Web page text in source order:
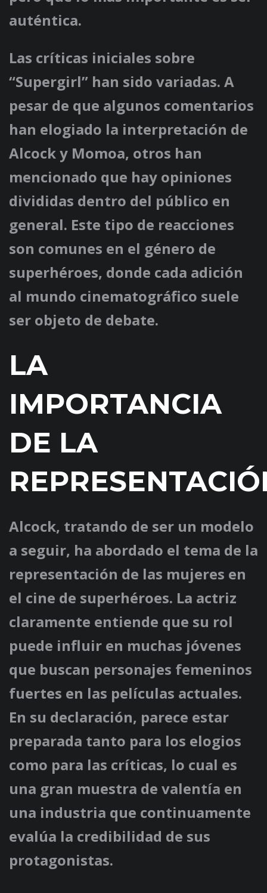
auténtica.
Las críticas iniciales sobre
“Supergirl” han sido variadas. A
pesar de que algunos comentarios
han elogiado la interpretación de
Alcock y Momoa, otros han
mencionado que hay opiniones
divididas dentro del público en
general. Este tipo de reacciones
son comunes en el género de
superhéroes, donde cada adición
al mundo cinematográfico suele
ser objeto de debate.
LA
IMPORTANCIA
DE LA
Alcock, tratando de ser un modelo
a seguir, ha abordado el tema de la
representación de las mujeres en
el cine de superhéroes. La actriz
claramente entiende que su rol
puede influir en muchas jóvenes
que buscan personajes femeninos
fuertes en las películas actuales.
En su declaración, parece estar
preparada tanto para los elogios
como para las críticas, lo cual es
una gran muestra de valentía en
una industria que continuamente
evalúa la credibilidad de sus
protagonistas.